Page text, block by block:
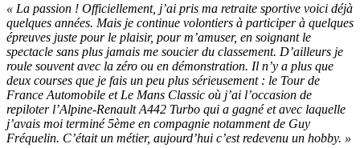
« La passion ! Officiellement, j’ai pris ma retraite sportive voici déjà
quelques années. Mais je continue volontiers à participer à quelques
épreuves juste pour le plaisir, pour m’amuser, en soignant le
spectacle sans plus jamais me soucier du classement. D’ailleurs je
roule souvent avec la zéro ou en démonstration. Il n’y a plus que
deux courses que je fais un peu plus sérieusement : le Tour de
France Automobile et Le Mans Classic où j’ai l’occasion de
repiloter l’Alpine-Renault A442 Turbo qui a gagné et avec laquelle
j’avais moi terminé 5ème en compagnie notamment de Guy
Fréquelin. C’était un métier, aujourd’hui c’est redevenu un hobby. »